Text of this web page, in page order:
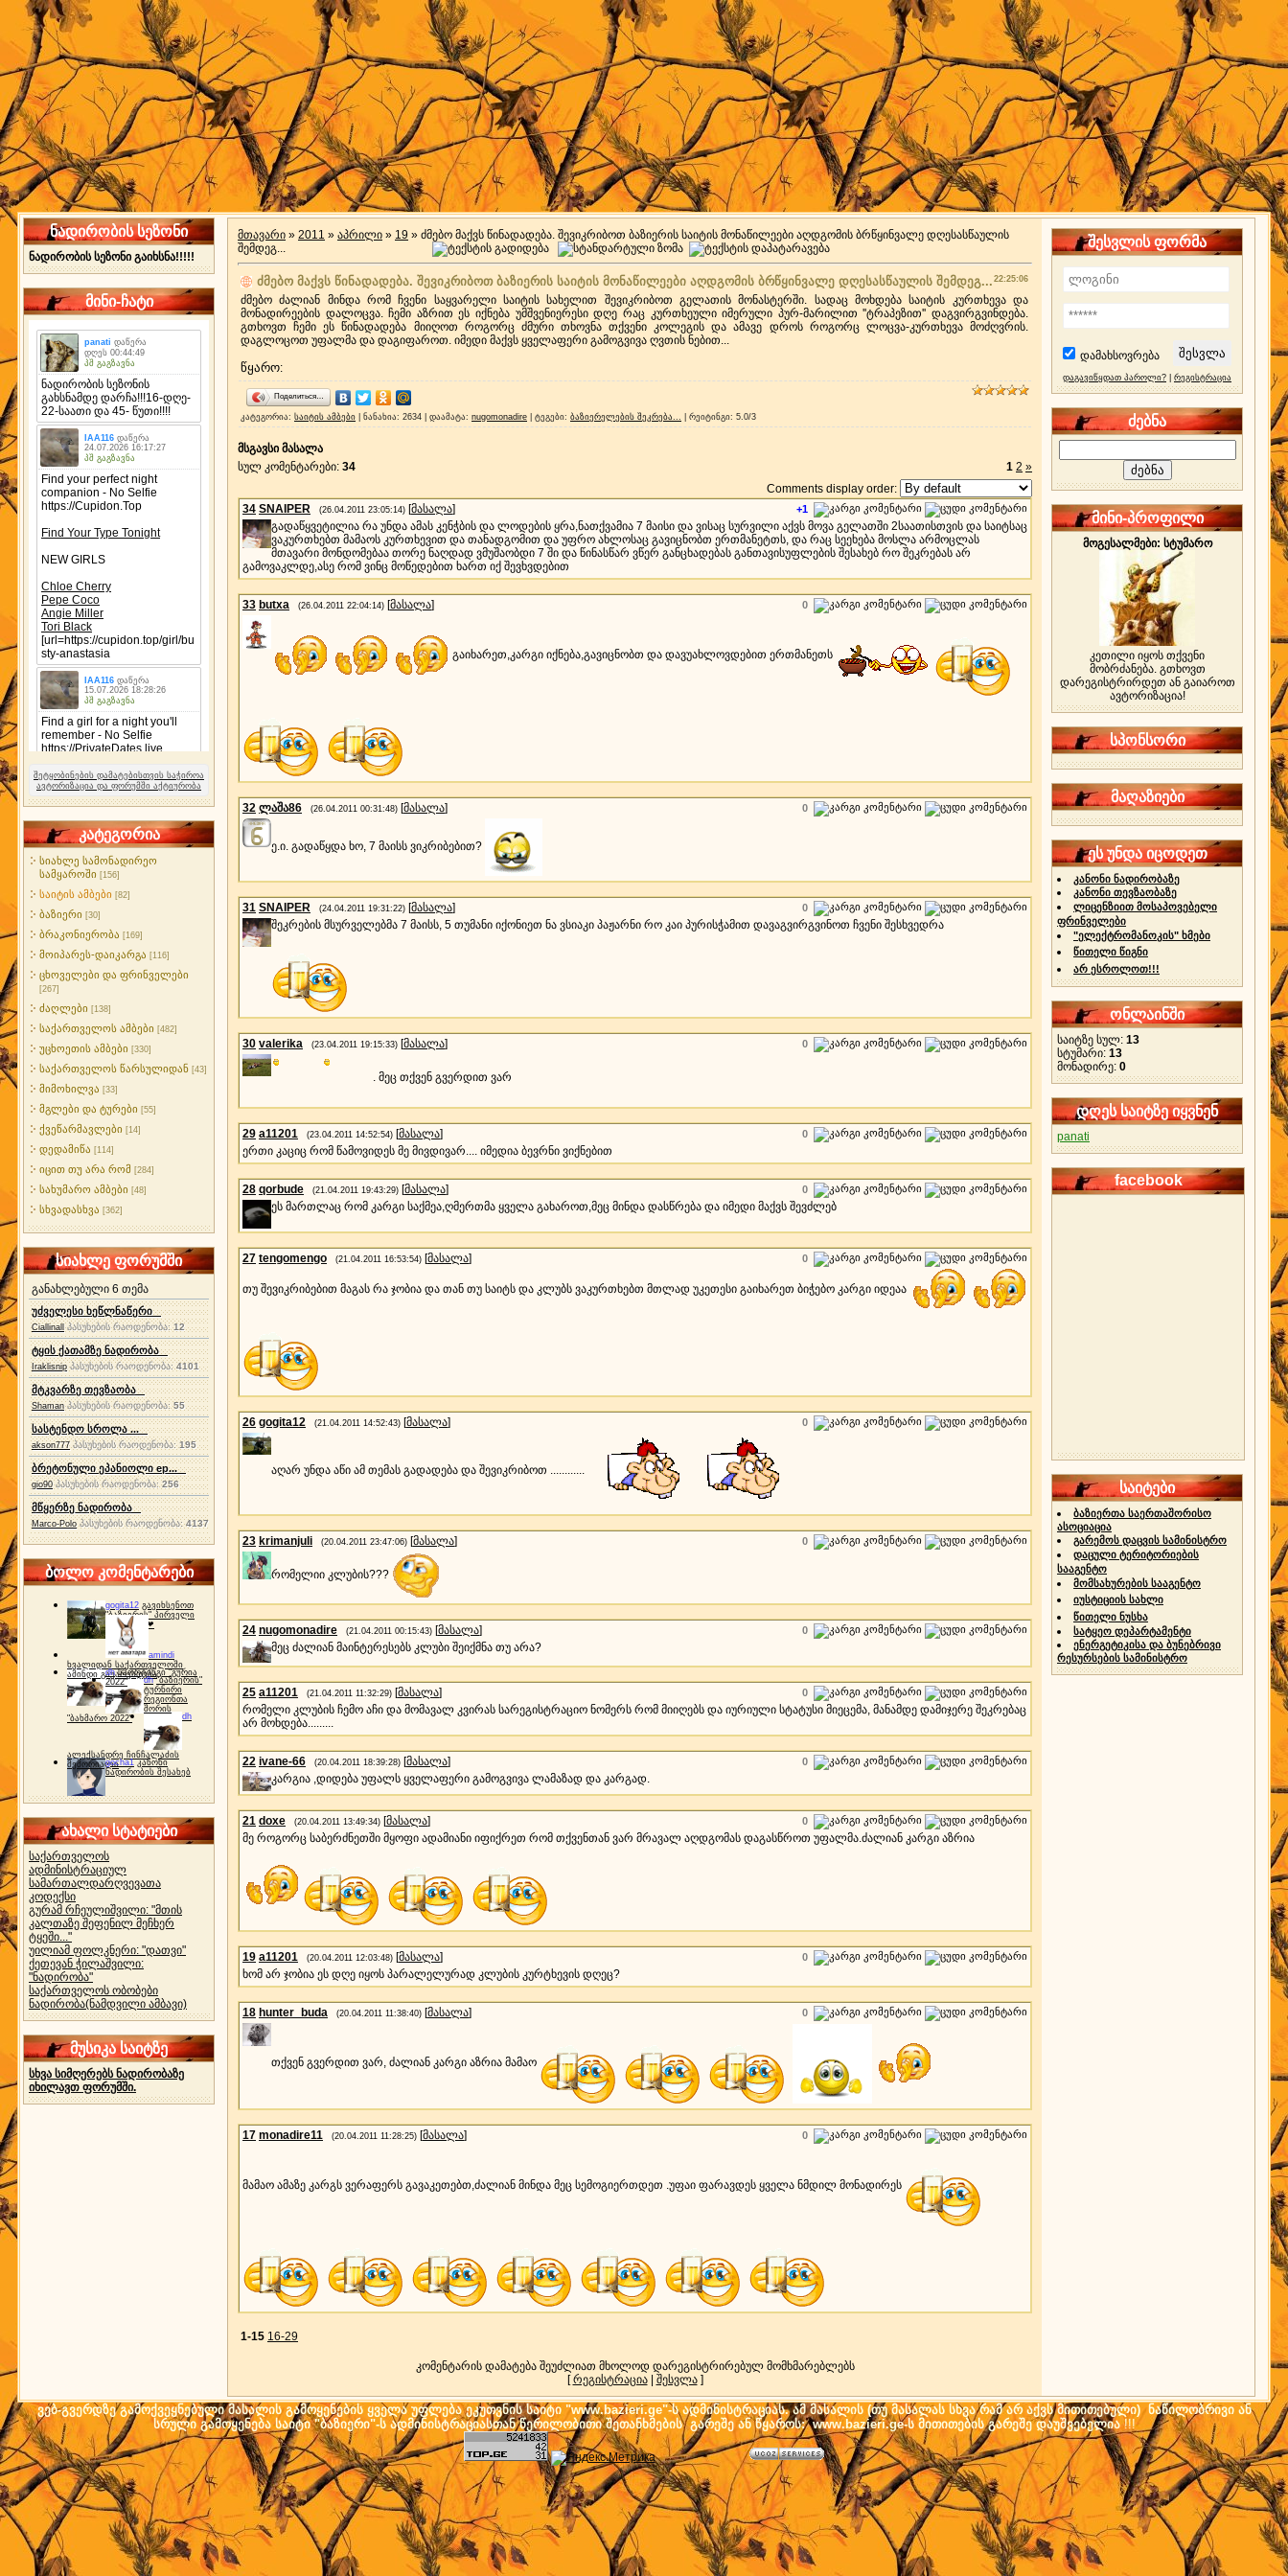
ნადირობის სეზონი
ნადირობის სეზონი გაიხსნა!!!!!
მინი-ჩატი
შეტყობინების დამატებისთვის საჭიროა
ავტორიზაცია და ფორუმში აქტიურობა
კატეგორია
სიახლე სამონადირეო
სამყაროში [156]
საიტის ამბები [82]
ბაზიერი [30]
ბრაკონიერობა [169]
მოიპარეს-დაიკარგა [116]
ცხოველები და ფრინველები
[267]
ძაღლები [138]
საქართველოს ამბები [482]
უცხოეთის ამბები [330]
საქართველოს წარსულიდან [43]
მიმოხილვა [33]
მგლები და ტურები [55]
ქვეწარმავლები [14]
დედამიწა [114]
იცით თუ არა რომ [284]
სახუმარო ამბები [48]
სხვადასხვა [362]
სიახლე ფორუმში
განახლებული 6 თემა
უძველესი ხეწლნაწერი
Ciallinall პასუხების რაოდენობა:12
ტყის ქათამზე ნადირობა
Iraklisnip პასუხების რაოდენობა: 4101
მტკვარზე თევზაობა
Shaman პასუხების რაოდენობა:55
სასტენდო სროლა ...
akson777 პასუხების რაოდენობა:195
ბრეტონული ეპანიოლი ep...
gio90 პასუხების რაოდენობა:256
მწყერზე ნადირობა
Marco-Polo პასუხების რაოდენობა:4137
ბოლო კომენტარები
gogita12 გავიხსენოთ
"ბაზიერის" პირველი
ტურნირი ❤
amindi
ხვალიდან საქართველოში
ამინდი გაუარესდება
dh სპორტინგი "გურია
2022"
dh "ბაზიერის"
ტურნირი
რეგიონთა
შორის
"ბახმარო 2022"
dh
ალექსანდრე ჩინჩალაძის
მემორიალიgocha1 კანონი
ნადირობის შესახებ
ახალი სტატიები
საქართველოს
ადმინისტრაციულ
სამართალდარღვევათა
კოდექსი
გურამ რჩეულიშვილი: "მთის
კალთაზე შეფენილ მეჩხერ
ტყეში..."
უილიამ ფოლკნერი: "დათვი"
ქეთევან ჭილაშვილი:
"ნადირობა"
საქართველოს ობობები
ნადირობა(ნამდვილი ამბავი)
მუსიკა საიტზე
სხვა სიმღერებს ნადირობაზე
იხილავთ ფორუმში.
მთავარი » 2011 » აპრილი » 19 » ძმებო მაქვს წინადადება. შევიკრიბოთ ბაზიერის საიტის მონაწილეები აღდგომის ბრწყინვალე დღესასწაულის
შემდეგ...
22:25:06
ძმებო მაქვს წინადადება. შევიკრიბოთ ბაზიერის საიტის მონაწილეები აღდგომის ბრწყინვალე დღესასწაულის შემდეგ...
ძმებო ძალიან მინდა რომ ჩვენი საყვარელი საიტის სახელით შევიკრიბოთ გელათის მონასტერში. სადაც მოხდება საიტის კურთხევა და
მონადირეების დალოცვა. ჩემი აზრით ეს იქნება უმშვენიერესი დღე რაც კურთხეული იმერული პურ-მარილით ''ტრაპეზით'' დაგვირგვინდება.
გთხოვთ ჩემი ეს წინადადება მიიღოთ როგორც ძმური თხოვნა თქვენი კოლეგის და ამავე დროს როგორც ლოცვა-კურთხევა მოძღვრის.
დაგლოცოთ უფალმა და დაგიფაროთ. იმედი მაქვს ყველაფერი გამოგვივა ღვთის ნებით...
წყარო:
Поделиться…
კატეგორია: საიტის ამბები ნანახია: 2634 | დაამატა: nugomonadire ტეგები: ბაზიერელების შეკრება... რეიტინგი: 5.0/3
მსგავსი მასალა
სულ კომენტარები: 34 1 2 »
Comments display order:
+1
34 SNAIPER (26.04.2011 23:05:14) [მასალა]
გადაწყვეტილია რა უნდა ამას კენჭბის და ლოდების ყრა,ნათქვამია 7 მაისი და ვისაც სურვილი აქვს მოვა გელათში 2საათისთვის და საიტსაც
ვაკურთხებთ მამაოს კურთხევით და თანადგომით და უფრო ახლოსაც გავიცნობთ ერთმანეტთს, და რაც სეეხება მოსლა არმოცლას
მთავარი მონდომებაა თორე ნაღდად ვმუშაობდი 7 ში და წინასწარ ვწერ განცხადებას განთავისუფლების შესახებ რო შეკრებას არ
გამოვაკლდე,ასე რომ ვინც მოწედებით ხართ იქ შევხვდებით
0
33 butxa (26.04.2011 22:04:14) [მასალა]
გაიხარეთ,კარგი იქნება,გავიცნობთ და დავუახლოვდებით ერთმანეთს
0
32 ლაშა86 (26.04.2011 00:31:48) [მასალა]
ე.ი. გადაწყდა ხო, 7 მაისს ვიკრიბებით?
0
31 SNAIPER (24.04.2011 19:31:22) [მასალა]
შეკრების მსურველებმა 7 მაისს, 5 თუმანი იქონიეთ ნა ვსიაკი პაჟარნი რო კაი პურისჭამით დავაგვირგვინოთ ჩვენი შესხვედრა
0
30 valerika (23.04.2011 19:15:33) [მასალა]
. მეც თქვენ გვერდით ვარ
0
29 a11201 (23.04.2011 14:52:54) [მასალა]
ერთი კაციც რომ წამოვიდეს მე მივდივარ.... იმედია ბევრნი ვიქნებით
0
28 qorbude (21.04.2011 19:43:29) [მასალა]
ეს მართლაც რომ კარგი საქმეა,ღმერთმა ყველა გახაროთ,მეც მინდა დასწრება და იმედი მაქვს შევძლებ
0
27 tengomengo (21.04.2011 16:53:54) [მასალა]
თუ შევიკრიბებით მაგას რა ჯობია და თან თუ საიტს და კლუბს ვაკურთხებთ მთლად უკეთესი გაიხარეთ ბიჭებო კარგი იდეაა
0
26 gogita12 (21.04.2011 14:52:43) [მასალა]
აღარ უნდა აწი ამ თემას გადადება და შევიკრიბოთ ............
0
23 krimanjuli (20.04.2011 23:47:06) [მასალა]
რომელიი კლუბის???
0
24 nugomonadire (21.04.2011 00:15:43) [მასალა]
მეც ძალიან მაინტერესებს კლუბი შეიქმნა თუ არა?
0
25 a11201 (21.04.2011 11:32:29) [მასალა]
რომელი კლუბის ჩემო აჩი და მომავალ კვირას სარეგისტრაციო ნომერს რომ მიიღებს და იურიული სტატუსი მიეცემა, მანამდე დამიჯერე შეკრებაც
არ მოხდება.........
0
22 ivane-66 (20.04.2011 18:39:28) [მასალა]
კარგია ,დიდება უფალს ყველაფერი გამოგვივა ლამაზად და კარგად.
0
21 doxe (20.04.2011 13:49:34) [მასალა]
მე როგორც საბერძნეთში მყოფი ადამიანი იფიქრეთ რომ თქვენთან ვარ მრავალ აღდგომას დაგასწროთ უფალმა.ძალიან კარგი აზრია
0
19 a11201 (20.04.2011 12:03:48) [მასალა]
ხომ არ ჯობია ეს დღე იყოს პარალელურად კლუბის კურტხევის დღეც?
0
18 hunter_buda (20.04.2011 11:38:40) [მასალა]
თქვენ გვერდით ვარ, ძალიან კარგი აზრია მამაო
0
17 monadire11 (20.04.2011 11:28:25) [მასალა]
მამაო ამაზე კარგს ვერაფერს გავაკეთებთ,ძალიან მინდა მეც სემოგიერთდეთ .უფაი ფარავდეს ყველა ნმდილ მონადირეს
1-15 16-29
კომენტარის დამატება შეუძლიათ მხოლოდ დარეგისტრირებულ მომხმარებლებს
[რეგისტრაცია| შესვლა]
შესვლის ფორმა
დამახსოვრება
დაგავიწყდათ პაროლი? რეგისტრაცია
ძებნა
მინი-პროფილი
მოგესალმები: სტუმარო
კეთილი იყოს თქვენი
მობრძანება. გთხოვთ
დარეგისტრირდეთ ან გაიაროთ
ავტორიზაცია!
სპონსორი
მაღაზიები
ეს უნდა იცოდეთ
კანონი ნადირობაზე
კანონი თევზაობაზე
ლიცენზიით მოსაპოვებელი
ფრინველები
"ელექტრომანოკის" ხმები
წითელი წიგნი
არ ესროლოთ!!!
ონლაინში
საიტზე სულ: 13
სტუმარი: 13
მონადირე: 0
დღეს საიტზე იყვნენ
panati
facebook
საიტები
ბაზიერთა საერთაშორისო
ასოციაცია
გარემოს დაცვის სამინისტრო
დაცული ტერიტორიების
სააგენტო
მომსახურების სააგენტო
იუსტიციის სახლი
წითელი ნუსხა
სატყეო დეპარტამენტი
ენერგეტიკისა და ბუნებრივი
რესურსების სამინისტრო
ვებ-გვერდზე გამოქვეყნებული მასალის გამოყენების ყველა უფლება ეკუთვნის საიტი "www.bazieri.ge"-ს ადმინისტრაციას. ამ მასალის (თუ მასალას სხვა რამ არ აქვს მითითებული) ნაწილობრივი ან
სრული გამოყენება საიტი "ბაზიერი"-ს ადმინისტრაციასთან წერილობითი შეთანხმების გარეშე ან წყაროს: www.bazieri.ge-ს მითითების გარეშე დაუშვებელია!!!